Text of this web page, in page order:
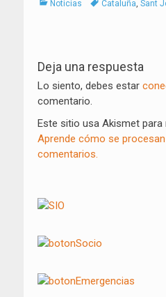
Noticias Cataluña Sant
de
entradas
Deja una respuesta
Lo siento, debes estar
comentario.
Este sitio usa Akismet para
Aprende cómo se
comentarios.